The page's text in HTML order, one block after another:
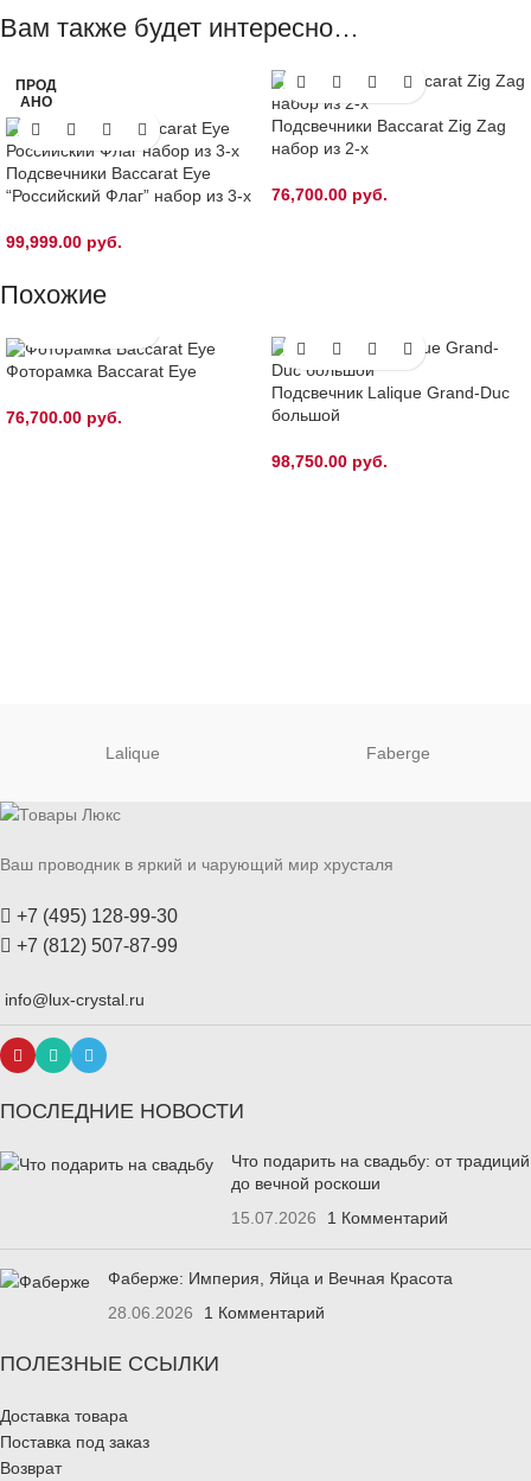
Вам также будет интересно…
ПРОД
АНО
Подсвечники Baccarat Eye
“Российский Флаг” набор из 3-х
99,999.00 руб.
Подсвечники Baccarat Zig Zag
набор из 2-х
76,700.00 руб.
Похожие
Фоторамка Baccarat Eye
76,700.00 руб.
Подсвечник Lalique Grand-Duc
большой
98,750.00 руб.
Lalique Faberge
Ваш проводник в яркий и чарующий мир хрусталя
+7 (495) 128-99-30
+7 (812) 507-87-99
info@lux-crystal.ru
ПОСЛЕДНИЕ НОВОСТИ
Что подарить на свадьбу: от традиций
до вечной роскоши
15.07.2026
1 Комментарий
Фаберже: Империя, Яйца и Вечная Красота
28.06.2026
1 Комментарий
ПОЛЕЗНЫЕ ССЫЛКИ
Доставка товара
Поставка под заказ
Возврат